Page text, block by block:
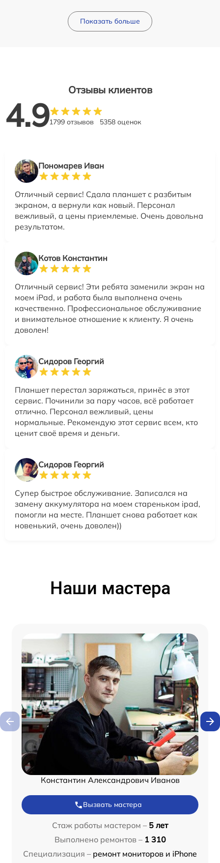
Показать больше
Отзывы клиентов
4.91799 отзывов 5358 оценок
Пономарев Иван
Отличный сервис! Сдала планшет с разбитым
экраном, а вернули как новый. Персонал
вежливый, а цены приемлемые. Очень довольна
результатом.
Котов Константин
Отличный сервис! Эти ребята заменили экран на
моем iPad, и работа была выполнена очень
качественно. Профессиональное обслуживание
и внимательное отношение к клиенту. Я очень
доволен!
Сидоров Георгий
Планшет перестал заряжаться, принёс в этот
сервис. Починили за пару часов, всё работает
отлично. Персонал вежливый, цены
нормальные. Рекомендую этот сервис всем, кто
ценит своё время и деньги.
Сидоров Георгий
Супер быстрое обслуживание. Записался на
замену аккумулятора на моем стареньком ipad,
помогли на месте. Планшет снова работает как
новенький, очень доволен))
Наши мастера
Константин Александрович Иванов
Вызвать мастера
Стаж работы мастером – 5 лет
Выполнено ремонтов – 1 310
Специализация – ремонт мониторов и iPhone